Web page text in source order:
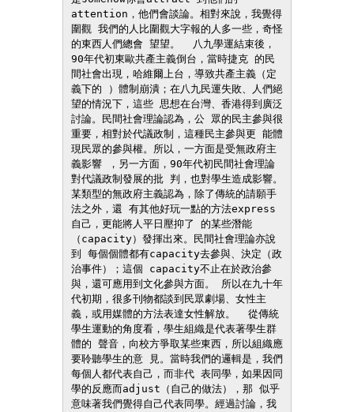
attention，他們會談論。相對來說，我覺得
圍觀 我們的人比圍觀大字報的人多一些，奇怪
的東西人們總會 望望。  八九學運結束後，
90年代初東歐共產主義倒台，當時捷克 的民
間社會出現，哈維爾上台，導致共產主義（定
義下的 ）體制崩潰；在八九民運失敗、人們絕
望的情況下，這些 思想在台灣、香港得到廣泛
討論。民間社會理論認為，公 眾的民主參與很
重要，相對於代議政制，這種民主參與更 能體
現民眾的參與權。所以，一方面是受無政府主
義影響 ，另一方面，90年代初民間社會理論
對代議政制發展的批 判，也對學生造成影響。
某類型的無政府主義認為，除了傳統的請願手
法之外，還 有其他好玩一點的方法express
自己，更能將人平日壓抑了 的某些潛能
（capacity）發揮出來。民間社會理論亦說
到 每個個體都有capacity去參與、決定（政
治事件）；這個 capacity不止在於政治參
與，還可應用到文化參與方面。 所以在九十年
代初期，很多刊物都談到民眾劇場、女性主
義，或用媒體的方法表達女性解放。  從傳統
學生運動的角度看，學生組織是代表著學生群
體的 聲音，向校方爭取某些東西，所以組織應
要聆聽學生的意 見。當時我們的邏輯是，我們
每個人都代表自己，而非代 表同學，如果因同
學的反應而adjust（自己的做法），那 似乎
意味著我們覺得自己代表同學。經過討論，我